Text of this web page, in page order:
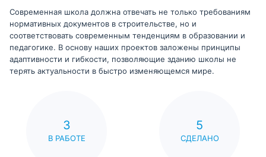
Современная школа должна отвечать не только требованиям
нормативных документов в строительстве, но и
соответствовать современным тенденциям в образовании и
педагогике. В основу наших проектов заложены принципы
адаптивности и гибкости, позволяющие зданию школы не
терять актуальности в быстро изменяющемся мире.
3
В РАБОТЕ
5
СДЕЛАНО